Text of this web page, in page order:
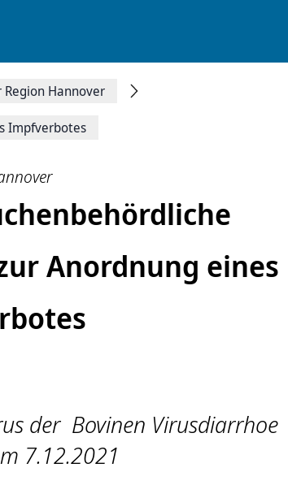
Hannover
Impfverbotes
Anordnung eines
der Bovinen Virusdiarrhoe
7.12.2021